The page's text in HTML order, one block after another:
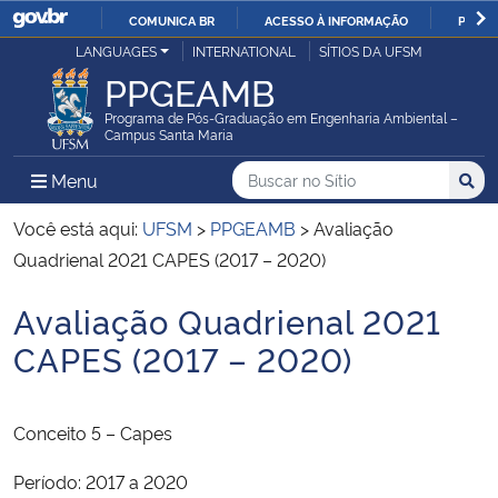
IR
PARA
O
COMUNICA BR ACESSO À INFORMAÇÃO
Ministério da Justiça e Segurança Pública
Ministério da Defesa
Ministério das Relações Exteriores
Ministério da Infraestrutura
LANGUAGES INTERNATIONAL SÍTIOS DA UFSM
PPGEAMB
Programa de Pós-Graduação em Engenharia Ambiental –
Campus Santa Maria
Menu Menu Principal do Sítio
Busca
Buscar no no Sítio
Busca:
Você está aqui: UFSM > PPGEAMB >Avaliação
Quadrienal 2021 CAPES (2017 – 2020)
Início do conteúdo
Avaliação Quadrienal 2021
CAPES (2017 – 2020)
Conceito 5 – Capes
Período: 2017 a 2020